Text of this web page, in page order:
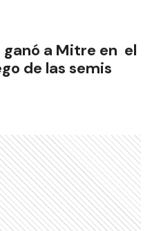
ganó a Mitre en el
de las semis